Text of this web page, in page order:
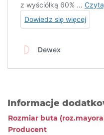
Informacje
Rozmiar buta
Producent